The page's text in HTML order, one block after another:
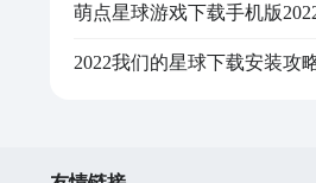
萌点星球游戏下载手机版
2022我们的星球下载安装攻